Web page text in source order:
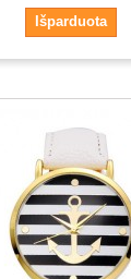
Išparduota